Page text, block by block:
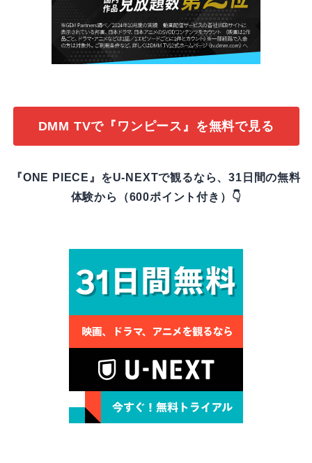
DMM TVで『ワンピース』を無料で見る
『ONE PIECE』をU-NEXTで観るなら、31日間の無料
体験から（600ポイント付き）👇